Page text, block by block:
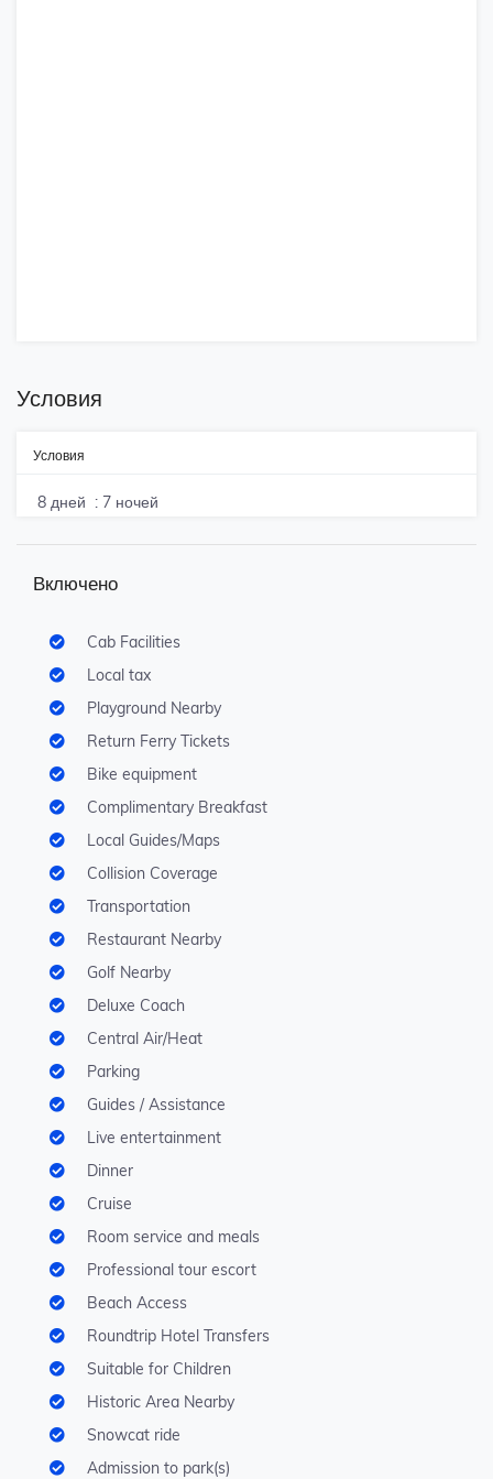
Условия
Условия
8 дней : 7 ночей
Включено
Cab Facilities
Local tax
Playground Nearby
Return Ferry Tickets
Bike equipment
Complimentary Breakfast
Local Guides/Maps
Collision Coverage
Transportation
Restaurant Nearby
Golf Nearby
Deluxe Coach
Central Air/Heat
Parking
Guides / Assistance
Live entertainment
Dinner
Cruise
Room service and meals
Professional tour escort
Beach Access
Roundtrip Hotel Transfers
Suitable for Children
Historic Area Nearby
Snowcat ride
Admission to park(s)